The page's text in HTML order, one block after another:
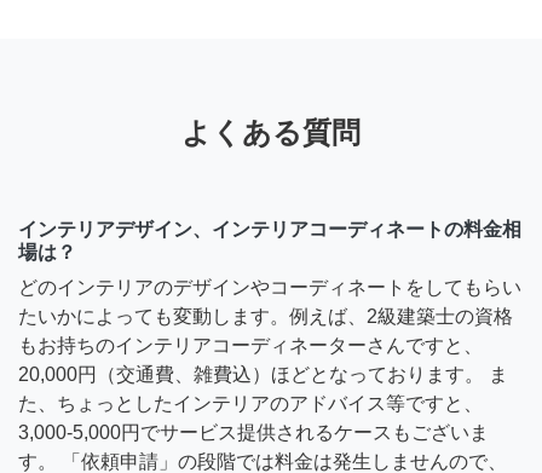
よくある質問
インテリアデザイン、インテリアコーディネートの料金相
場は？
どのインテリアのデザインやコーディネートをしてもらい
たいかによっても変動します。例えば、2級建築士の資格
もお持ちのインテリアコーディネーターさんですと、
20,000円（交通費、雑費込）ほどとなっております。 ま
た、ちょっとしたインテリアのアドバイス等ですと、
3,000-5,000円でサービス提供されるケースもございま
す。 「依頼申請」の段階では料金は発生しませんので、